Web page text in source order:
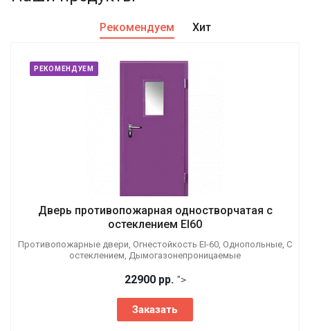
Рекомендуем Хит
РЕКОМЕНДУЕМ
Дверь противопожарная одностворчатая с
остеклением EI60
Противопожарные двери, Огнестойкость EI-60, Однопольные, С
остеклением, Дымогазонепроницаемые
22900 рр. ">
Заказать